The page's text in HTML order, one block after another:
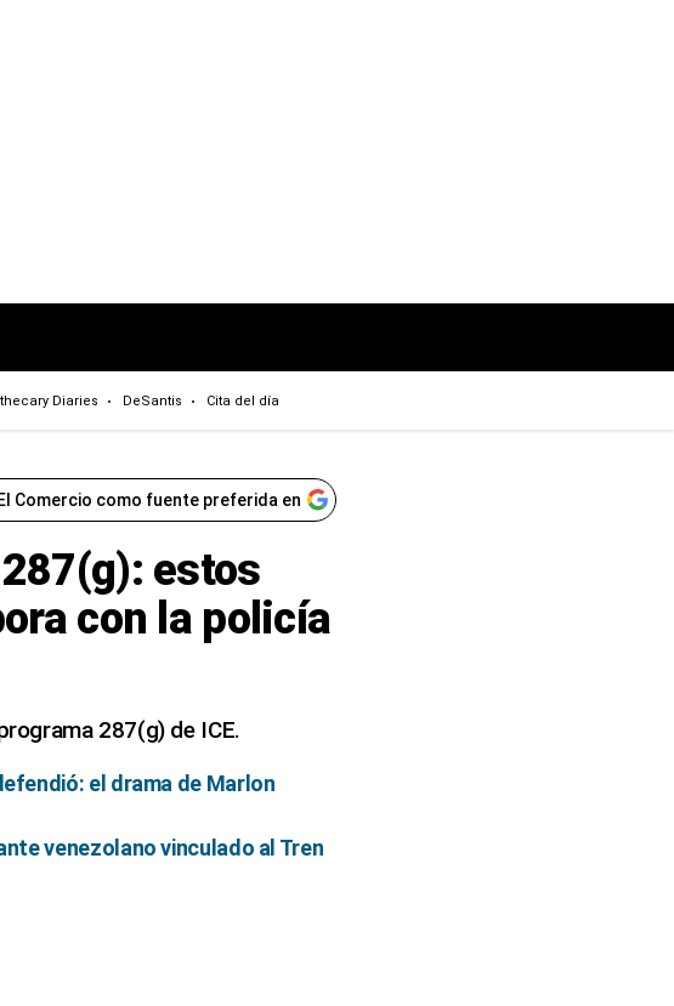
Diaries DeSantis Cita del día
Comercio como fuente preferida en
estos
con la policía
287(g) de ICE.
el drama de Marlon
venezolano vinculado al Tren